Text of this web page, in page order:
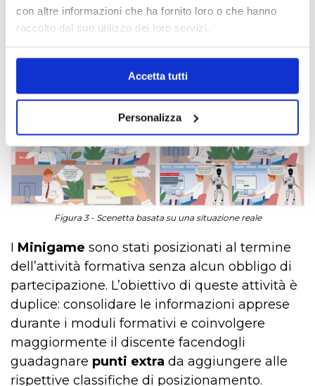
con altre informazioni che ha fornito loro o che hanno
raccolto dal suo utilizzo dei loro servizi.
Accetta tutti
Personalizza
statiche ed un numero elevato di animazioni
(Pop-up, Drag&drop).
Infine, per aumentare illivello di attenzione
sono state create delle scenette basate su
scenari reali.
Figura 3 - Scenetta basata su una situazione reale
I Minigame sono stati posizionati al termine
dell’attività formativa senza alcun obbligo di
partecipazione. L’obiettivo di queste attività è
duplice: consolidare le informazioni apprese
durante i moduli formativi e coinvolgere
maggiormente il discente facendogli
guadagnare punti extra da aggiungere alle
rispettive classifiche di posizionamento.